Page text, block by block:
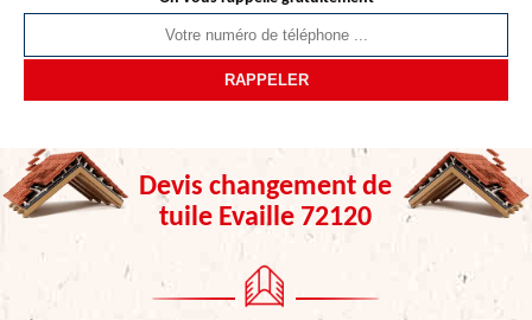
Devis changement de
tuile Evaille 72120